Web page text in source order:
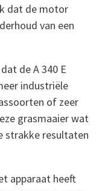
dat de motor
van een
de A 340 E
industriële
of zeer
grasmaaier wat
strakke resultaten
apparaat heeft